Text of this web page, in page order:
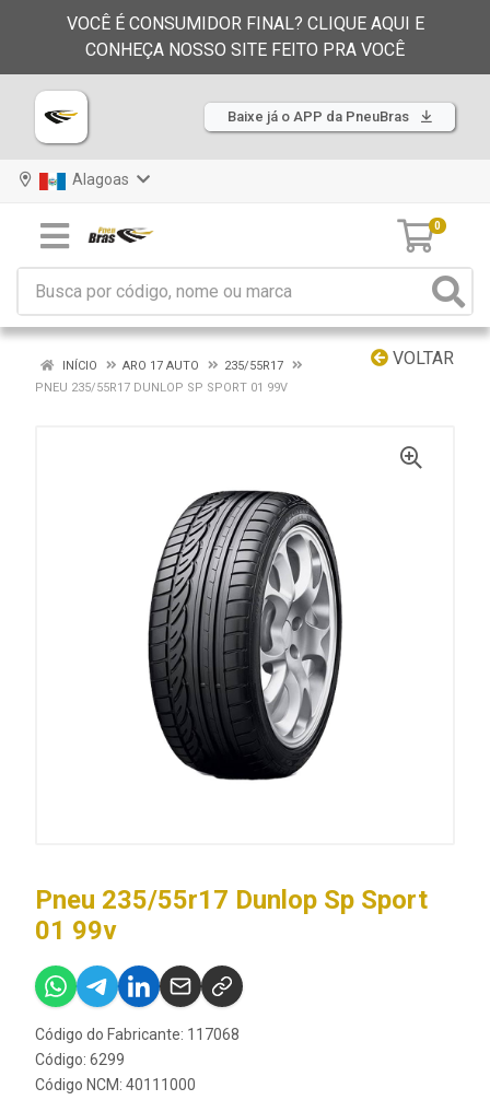
VOCÊ É CONSUMIDOR FINAL? CLIQUE AQUI E
CONHEÇA NOSSO SITE FEITO PRA VOCÊ
Baixe já o APP da PneuBras
Alagoas
0
VOLTAR
INÍCIO ARO 17 AUTO
235/55R17
PNEU 235/55R17 DUNLOP SP SPORT 01 99V
Pneu 235/55r17 Dunlop Sp Sport
01 99v
Código do Fabricante: 117068
Código: 6299
Código NCM: 40111000